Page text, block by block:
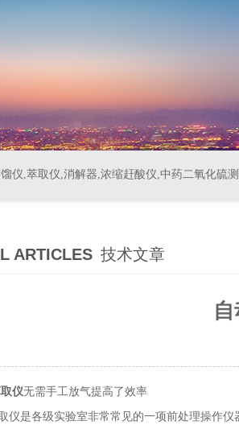
仪,萃取仪,消解器,浓缩赶酸仪,中药二氧化硫
ARTICLES 技术文章
仪无需手工放气提高了效率
是各级实验室非常常见的一项前处理操作仪